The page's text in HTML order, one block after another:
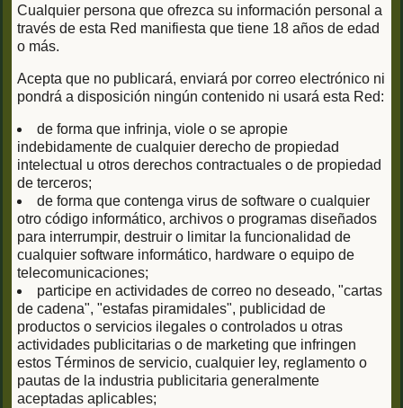
Cualquier persona que ofrezca su información personal a
través de esta Red manifiesta que tiene 18 años de edad
o más.
Acepta que no publicará, enviará por correo electrónico ni
pondrá a disposición ningún contenido ni usará esta Red:
de forma que infrinja, viole o se apropie
indebidamente de cualquier derecho de propiedad
intelectual u otros derechos contractuales o de propiedad
de terceros;
de forma que contenga virus de software o cualquier
otro código informático, archivos o programas diseñados
para interrumpir, destruir o limitar la funcionalidad de
cualquier software informático, hardware o equipo de
telecomunicaciones;
participe en actividades de correo no deseado, "cartas
de cadena", "estafas piramidales", publicidad de
productos o servicios ilegales o controlados u otras
actividades publicitarias o de marketing que infringen
estos Términos de servicio, cualquier ley, reglamento o
pautas de la industria publicitaria generalmente
aceptadas aplicables;